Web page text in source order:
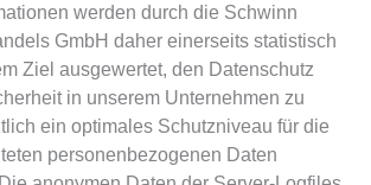
werden durch die Schwinn
GmbH daher einerseits statistisch
Ziel ausgewertet, den Datenschutz
in unserem Unternehmen zu
ein optimales Schutzniveau für die
personenbezogenen Daten